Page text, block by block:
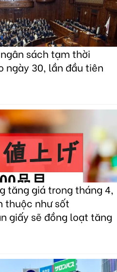
sách tạm thời
ngày 30, lần đầu tiên
tăng giá trong tháng 4,
thuộc như sốt
giấy sẽ đồng loạt tăng